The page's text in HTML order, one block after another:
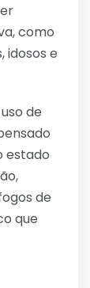
como
idosos e
de
estado
de
que